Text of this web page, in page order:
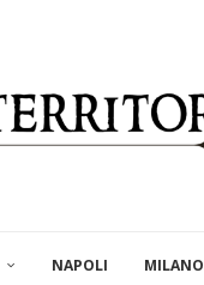
NAPOLI MILANO